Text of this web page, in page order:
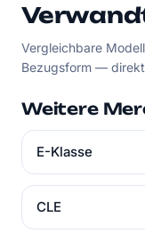
Vergleichbare
Bezugsform —
Weitere
E-Klasse
CLE